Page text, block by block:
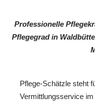
Professionelle
Pflegegrad in
Pflege-Schätzle steht
Vermittlungsservice